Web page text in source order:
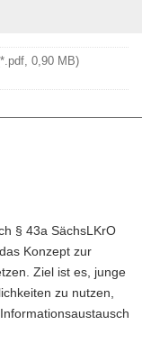
0,90 MB)
§ 43a SächsLKrO
Konzept zur
Ziel ist es, junge
zu nutzen,